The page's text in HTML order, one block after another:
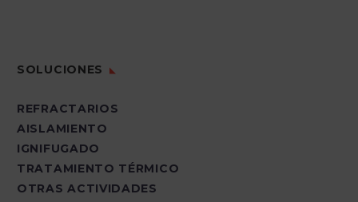
SOLUCIONES
REFRACTARIOS
AISLAMIENTO
IGNIFUGADO
TRATAMIENTO TÉRMICO
OTRAS ACTIVIDADES